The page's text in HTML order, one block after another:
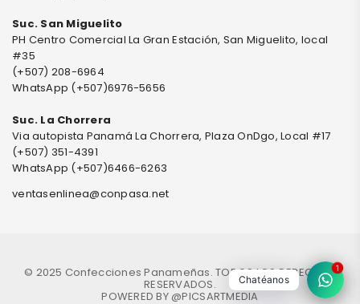
Suc. San Miguelito
PH Centro Comercial La Gran Estación, San Miguelito, local
#35
(+507) 208-6964
WhatsApp (+507)6976-5656
Suc. La Chorrera
Via autopista Panamá La Chorrera, Plaza OnDgo, Local #17
(+507) 351-4391
WhatsApp (+507)6466-6263
ventasenlinea@conpasa.net
© 2025 Confecciones Panameñas. TODOS LOS DERECHOS
RESERVADOS.
POWERED BY @PICSARTMEDIA
Chatéanos
1